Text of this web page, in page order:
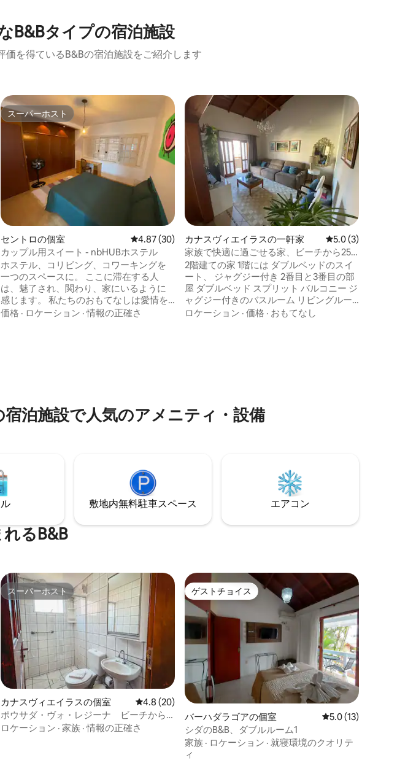
B&Bタイプの宿泊施設
を得ているB&Bの宿泊施設をご紹介します
5つ星中4.94つ星の平均評価
スーパーホスト
スーパーホスト
セントロの個室 レビュー30件、5つ星中4.87つ星の平均評価
4.87 (30)
カップル用スイート - nbHUBホステル
ホステル、コリビング、コワーキングを
一つのスペースに。 ここに滞在する人
は、魅了され、関わり、家にいるように
感じます。 私たちのおもてなしは愛情を
込めて行われます。私たちは、集団を奨
います。 いつも歓迎します。
価格 · ロケーション ·情報の正確さ
カナスヴィエイラスの一軒家 レビュー3件、5つ
5.0 (3)
家族で快適に過ごせる家、ビーチから250
メートル
2階建ての家 1階には ダブルベッドのスイ
ート、 ジャグジー付き 2番目と3番目の部
屋 ダブルベッド スプリット バルコニー ジ
ャグジー付きのバスルーム リビングルー
ム テレビ ソファ バルコニー キッチン 食
ロケーション · 価格 · おもてなし
泊施設で人気のアメニティ・設備
敷地内無料駐⁠車ス⁠ペ⁠ー⁠ス エアコン
るB&B
、5つ星中4.5つ星の平均評価
スーパーホスト
スーパーホスト
カナスヴィエイラスの個室 レビュー20件、5つ星中4.8つ星の平均評価
4.8 (20)
ポウサダ・ヴォ・レジーナ ビーチから
50m、ダブルルームプラス
ロケーション · 家族 ·情報の正確さ
ゲストチョイス
ゲストチョイス
バーハダラゴアの個室 レビュー13件、5つ
5.0 (13)
シダのB&B、ダブルルーム1
家族 · ロケーション · 就寝環境のクオリテ
ィ